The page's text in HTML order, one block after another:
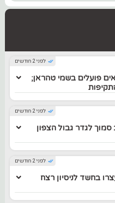
לפני 2 חודשים
פועלים בשמי טהראן;
לפני 2 חודשים
לגדר גבול הצפון
לפני 2 חודשים
נעצרו בחשד לניסיון רצח